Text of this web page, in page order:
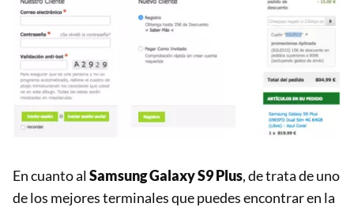
En cuanto al Samsung Galaxy S9 Plus, de trata de uno
de los mejores terminales que puedes encontrar en la